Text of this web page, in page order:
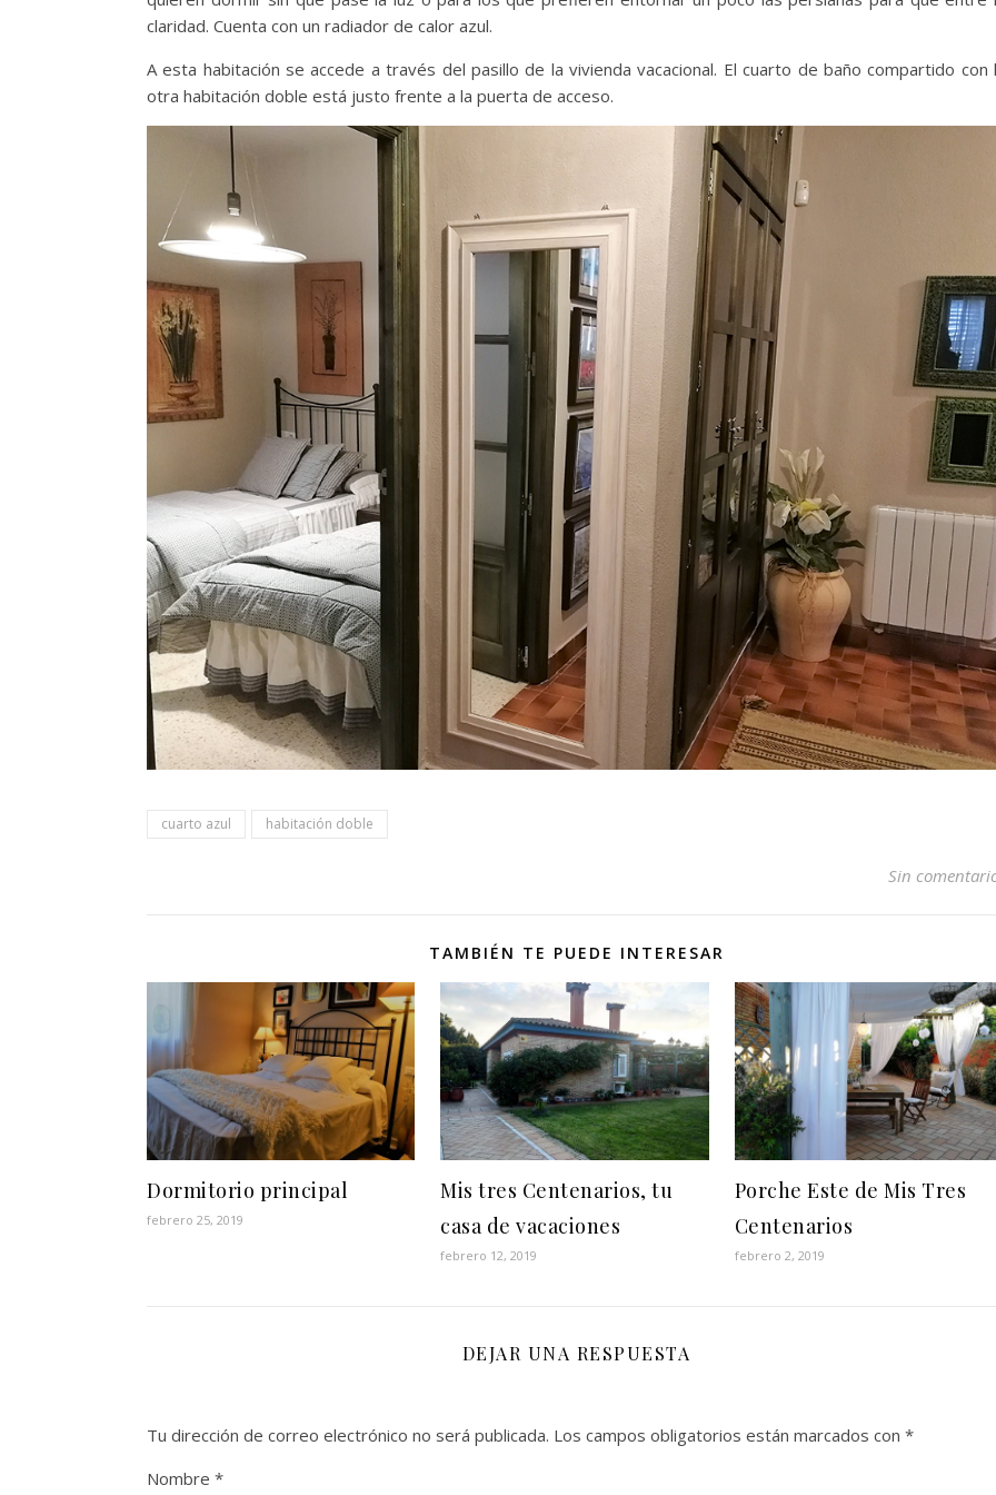
claridad. Cuenta con un radiador de calor azul.
A esta habitación se accede a través del pasillo de la vivienda vacacional. El cuarto de baño compartido con
otra habitación doble está justo frente a la puerta de acceso.
cuarto azul habitación doble
Sin
TAMBIÉN TE PUEDE INTERESAR
Dormitorio principal
febrero 25, 2019
Mis tres Centenarios, tu
casa de vacaciones
febrero 12, 2019
Porche Este de Mis Tres
Centenarios
febrero 2, 2019
DEJAR UNA RESPUESTA
Tu dirección de correo electrónico no será publicada. Los campos obligatorios están marcados con *
Nombre *